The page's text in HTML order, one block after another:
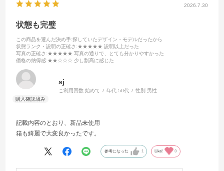
2026.7.30
状態も完璧
この商品を選んだ決め手:探していたデザイン・モデルだったから
状態ランク・説明の正確さ :★★★★★ 説明以上だった
写真の正確さ :★★★★★ 写真の通りで、とても分かりやすかった
価格の納得感:★★☆☆☆ 少し割高に感じた
sj
ご利用回数:始めて 年代:50代 性別:男性
記載内容のとおり、新品未使用
箱も綺麗で大変良かったです。
参考になった 1 Like! 0